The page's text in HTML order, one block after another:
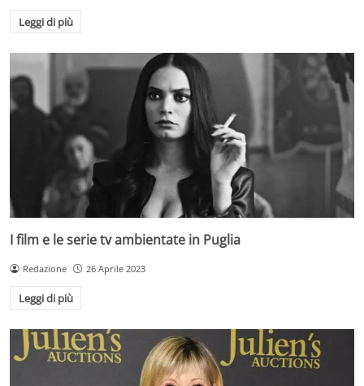
Leggi di più
I film e le serie tv ambientate in Puglia
Redazione 26 Aprile 2023
Leggi di più